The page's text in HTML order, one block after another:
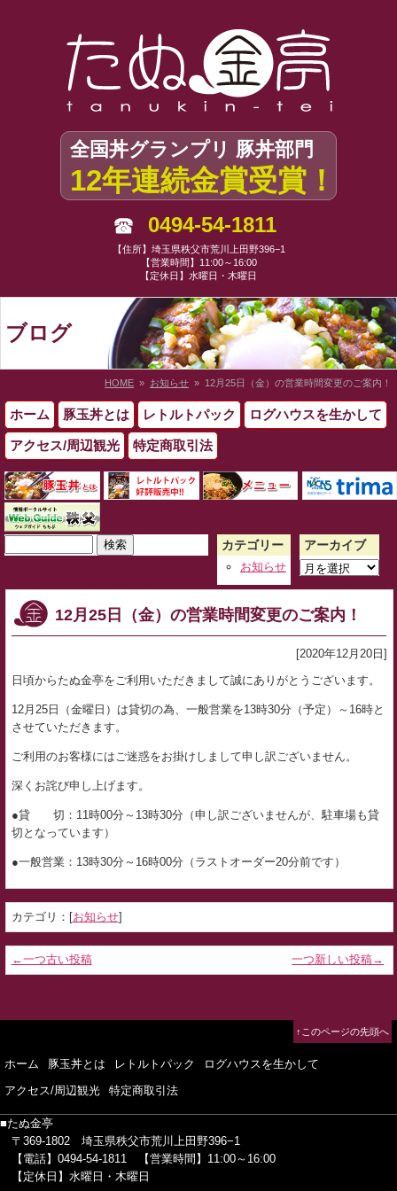
全国丼グランプリ 豚丼部門
12年連続金賞受賞！
0494-54-1811
【住所】埼玉県秩父市荒川上田野396−1
【営業時間】11:00～16:00
【定休日】水曜日・木曜日
ブログ
HOME » お知らせ » 12月25日（金）の営業時間変更のご案内！
ホーム 豚玉丼とは レトルトパック ログハウスを生かして
アクセス/周辺観光 特定商取引法
索:
カテゴリー
お知らせ
アーカイブ
ア
イ
ブ
12月25日（金）の営業時間変更のご案内！
[2020年12月20日]
日頃からたぬ金亭をご利用いただきまして誠にありがとうございます。
12月25日（金曜日）は貸切の為、一般営業を13時30分（予定）～16時と
させていただきます。
ご利用のお客様にはご迷惑をお掛けしまして申し訳ございません。
深くお詫び申し上げます。
●貸 切：11時00分～13時30分（申し訳ございませんが、駐車場も貸
切となっています）
●一般営業：13時30分～16時00分（ラストオーダー20分前です）
カテゴリ：[お知らせ]
←一つ古い投稿 一つ新しい投稿→
↑このページの先頭へ
ホーム 豚玉丼とは レトルトパック
ログハウスを生かして
アクセス/周辺観光
特定商取引法
■たぬ金亭
〒369-1802 埼玉県秩父市荒川上田野396−1
【電話】0494-54-1811 【営業時間】11:00～16:00
【定休日】水曜日・木曜日